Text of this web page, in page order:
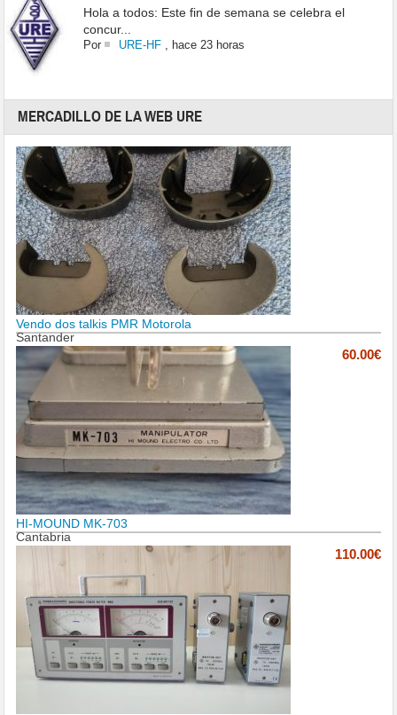
Hola a todos: Este fin de semana se celebra el
concur...
Por URE-HF, hace 23 horas
MERCADILLO DE LA WEB URE
Vendo dos talkis PMR Motorola
Santander
60.00€
HI-MOUND MK-703
Cantabria
110.00€